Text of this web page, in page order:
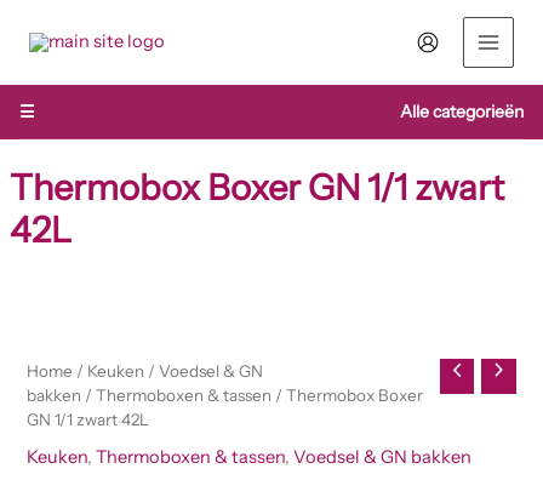
naar
inhoud
☰
Alle categorieën
Thermobox Boxer GN 1/1 zwart
42L
Home / Keuken /Voedsel & GN
bakken /Thermoboxen & tassen / Thermobox Boxer
GN 1/1 zwart 42L
Keuken,Thermoboxen & tassen,Voedsel & GN bakken
1/1
zwart
42L
aantal